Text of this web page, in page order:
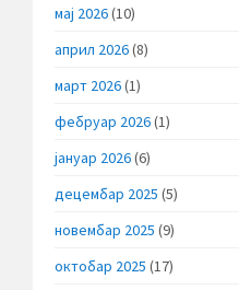
мај 2026(10)
април 2026(8)
март 2026(1)
фебруар 2026(1)
јануар 2026(6)
децембар 2025 (5)
новембар 2025 (9)
октобар 2025 (17)